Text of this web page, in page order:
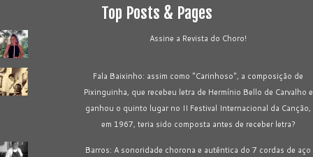
Top Posts & Pages
Assine a Revista do Choro!
Fala Baixinho: assim como "Carinhoso", a composição de
Pixinguinha, que recebeu letra de Hermínio Bello de Carvalho e
ganhou o quinto lugar no II Festival Internacional da Canção,
em 1967, teria sido composta antes de receber letra?
Barros: A sonoridade chorona e autêntica do 7 cordas de aço